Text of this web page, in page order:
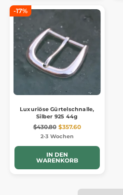
-17%
Luxuriöse Gürtelschnalle,
Silber 925 44g
$430.80 $357.60
2-3 Wochen
IN DEN
WARENKORB